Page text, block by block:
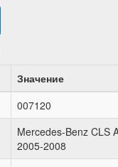
Значение
007120
Mercedes-Benz CLS
2005-2008